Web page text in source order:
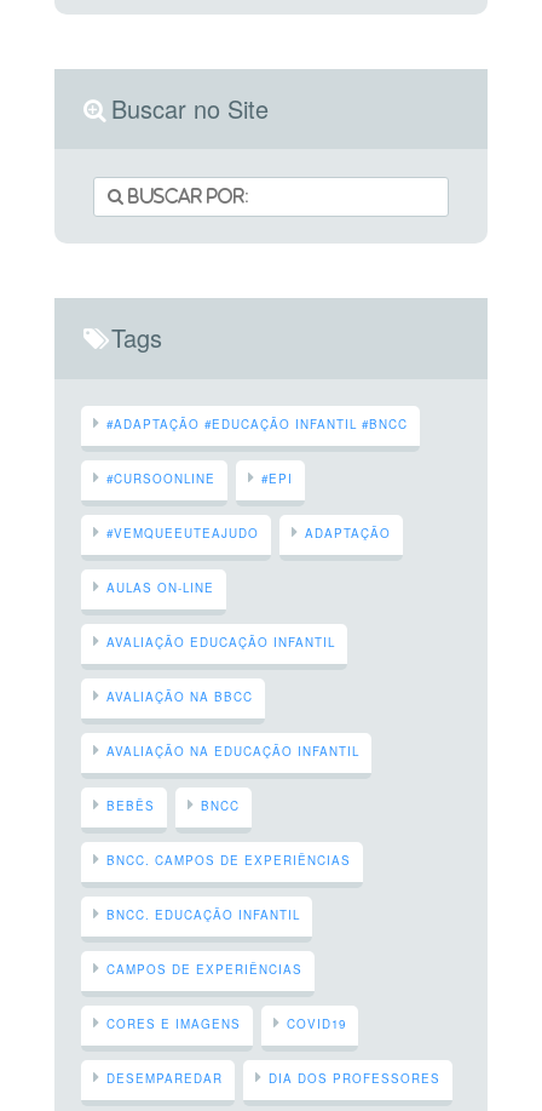
Buscar no Site
Tags
#ADAPTAÇÃO #EDUCAÇÃO INFANTIL #BNCC
#CURSOONLINE #EPI
#VEMQUEEUTEAJUDO ADAPTAÇÃO
AULAS ON-LINE
AVALIAÇÃO EDUCAÇÃO INFANTIL
AVALIAÇÃO NA BBCC
AVALIAÇÃO NA EDUCAÇÃO INFANTIL
BEBÊS BNCC
BNCC. CAMPOS DE EXPERIÊNCIAS
BNCC. EDUCAÇÃO INFANTIL
CAMPOS DE EXPERIÊNCIAS
CORES E IMAGENS COVID19
DESEMPAREDAR DIA DOS PROFESSORES